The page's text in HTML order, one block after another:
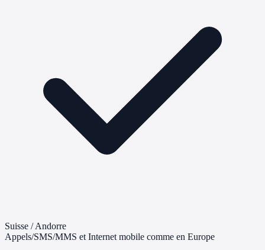
Suisse / Andorre
Appels/SMS/MMS et Internet mobile comme en Europe